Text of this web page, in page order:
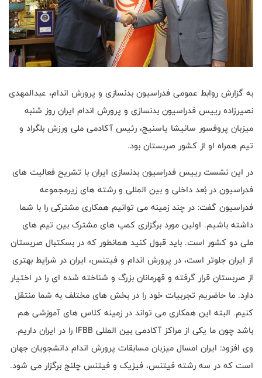
به گزارش روابط عمومی فدراسیون بدنسازی و پرورش اندام، عبدالمهدی
نصیرزاده رییس فدراسیون بدنسازی و پرورش اندام ایران روز شنبه
میزبان پروفسور سانیشا یاسنیچ، رئیس آکادمی ملی ورزش بلگراد و
تیم همراه او از کشور صربستان بود.
در این نشست رییس فدراسیون بدنسازی ایران با تشریح فعالیت های
فدراسیون در بُعد داخلی و بین المللی و رشته های زیرمجموعه
فدراسیون گفت: در چند زمینه می توانیم همکاری مشترکی را با شما
داشته باشیم. اولین مورد برگزاری کمپ های مشترک بین تیم های
ملی دو کشور است. باید قبول کنید همانطور که در بسکتبال صربستان
از ایران جلوتر است، در پرورش اندام و فیتنس، ایران در شرایط بهتری
از صربستان قرار گرفته و قهرمانان بزرگ و شناخته شده ای را در اختیار
دارد. ما حاضریم تجربیات خود را در بخش های مختلف به شما منتقل
کنیم. البته این همکاری می تواند در زمینه کلاس های آموزشی هم
باشد چون ما یکی از مراکز آکادمی بین المللی IFBB را در ایران داریم.
وی افزود: ایران امسال میزبان مسابقات پرورش اندام دانشجویان جهان
است که در سه رشته فیتنس، فیزیک و فیتنس چلنج برگزار می شود.